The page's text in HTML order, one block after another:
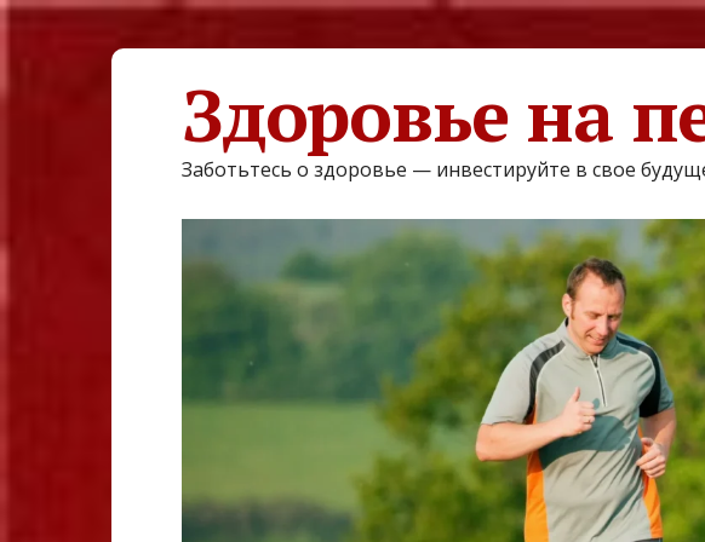
Здоровье на
Заботьтесь о здоровье — инвестируйте в свое